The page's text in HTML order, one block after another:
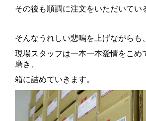
その後も順調に注文をいただいてい
そんなうれしい悲鳴を上げながらも、
現場スタッフは一本一本愛情をこめ
磨き、
箱に詰めていきます。